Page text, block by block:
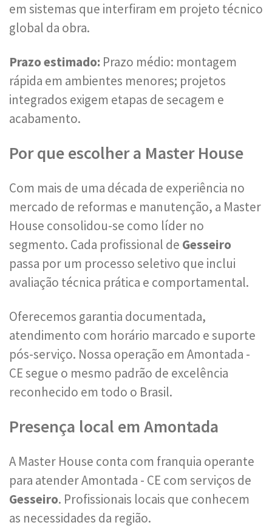
em sistemas que interfiram em projeto técnico
global da obra.
Prazo estimado: Prazo médio: montagem
rápida em ambientes menores; projetos
integrados exigem etapas de secagem e
acabamento.
Por que escolher a Master House
Com mais de uma década de experiência no
mercado de reformas e manutenção, a Master
House consolidou-se como líder no
segmento. Cada profissional de Gesseiro
passa por um processo seletivo que inclui
avaliação técnica prática e comportamental.
Oferecemos garantia documentada,
atendimento com horário marcado e suporte
pós-serviço. Nossa operação em Amontada -
CE segue o mesmo padrão de excelência
reconhecido em todo o Brasil.
Presença local em Amontada
A Master House conta com franquia operante
para atender Amontada - CE com serviços de
Gesseiro. Profissionais locais que conhecem
as necessidades da região.